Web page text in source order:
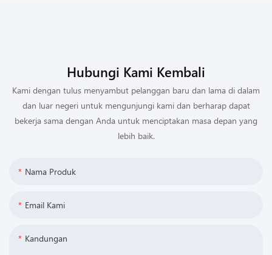
Hubungi Kami Kembali
Kami dengan tulus menyambut pelanggan baru dan lama di dalam
dan luar negeri untuk mengunjungi kami dan berharap dapat
bekerja sama dengan Anda untuk menciptakan masa depan yang
lebih baik.
Nama Produk
Email Kami
Kandungan